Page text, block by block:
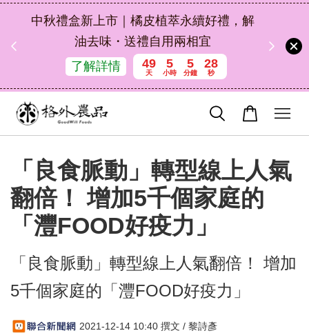
中秋禮盒新上市｜橘皮植萃永續好禮，解
油去味・送禮自用兩相宜
了解詳情
49
天
5
小時
5
分鐘
27
秒
「良食脈動」轉型線上人氣
翻倍！ 增加5千個家庭的
「灃FOOD好疫力」
「良食脈動」轉型線上人氣翻倍！ 增加
5千個家庭的「灃FOOD好疫力」
2021-12-14 10:40 撰文 / 黎詩彥